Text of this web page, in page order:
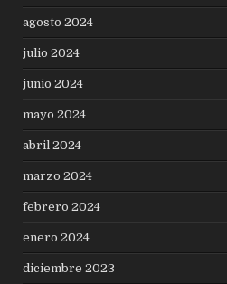
agosto 2024
julio 2024
junio 2024
mayo 2024
abril 2024
marzo 2024
febrero 2024
enero 2024
diciembre 2023